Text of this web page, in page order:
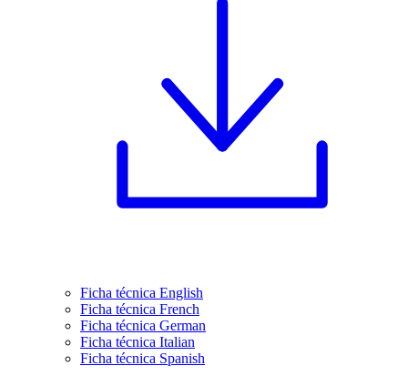
Ficha técnica English
Ficha técnica French
Ficha técnica German
Ficha técnica Italian
Ficha técnica Spanish